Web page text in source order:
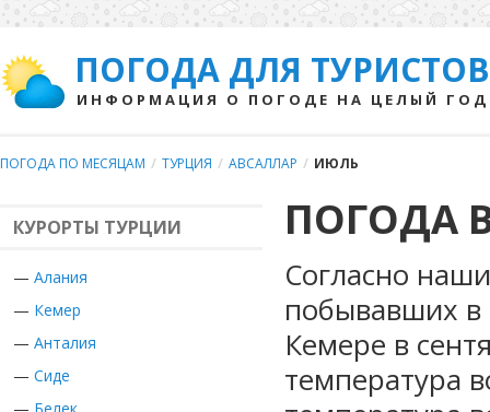
ПОГОДА ДЛЯ ТУРИСТОВ
ИНФОРМАЦИЯ О ПОГОДЕ НА ЦЕЛЫЙ ГОД
ПОГОДА ПО МЕСЯЦАМ / ТУРЦИЯ / АВСАЛЛАР / ИЮЛЬ
КУРОРТЫ ТУРЦИИ
— Алания
— Кемер
— Анталия
— Сиде
ПОГОДА
Согласно
побывавших в
Кемере в
температура